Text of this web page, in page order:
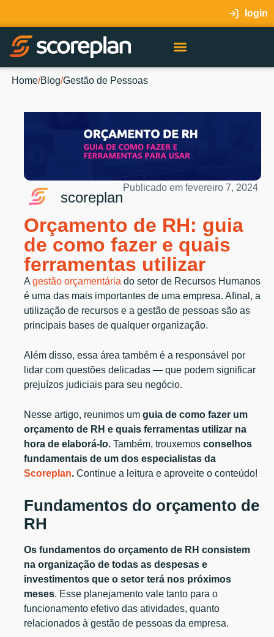
login
Home/Blog/Gestão de Pessoas
scoreplan
Publicado em fevereiro 7, 2024
Orçamento de RH: guia
de como fazer e quais
ferramentas utilizar
Agestão orçamentária do setor de Recursos Humanos
é uma das mais importantes de uma empresa. Afinal, a
utilização de recursos e a gestão de pessoas são as
principais bases de qualquer organização.
Além disso, essa área também é a responsável por
lidar com questões delicadas — que podem significar
prejuízos judiciais para seu negócio.
Nesse artigo, reunimos um guia de como fazer um
orçamento de RH e quais ferramentas utilizar na
hora de elaborá-lo.Também, trouxemosconselhos
fundamentais de um dos especialistas da
Scoreplan.Continue a leitura e aproveite o conteúdo!
Fundamentos do orçamento de
RH
Os fundamentos do orçamento de RH consistem
na organização de todas as despesas e
investimentos que o setor terá nos próximos
meses. Esse planejamento vale tanto para o
funcionamento efetivo das atividades, quanto
relacionados à gestão de pessoas da empresa.